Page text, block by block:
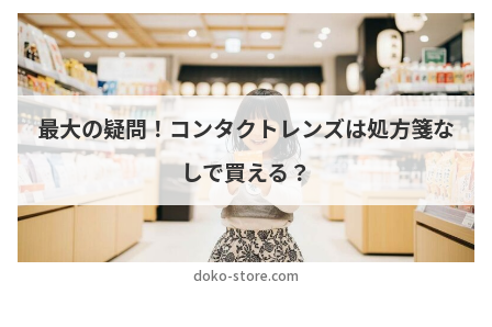
doko-store.com
最大の疑問！コンタクトレンズは処方箋な
しで買える？